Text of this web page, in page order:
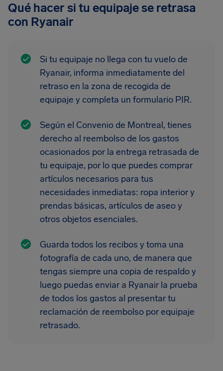
Qué hacer si tu equipaje se retrasa
con Ryanair
Si tu equipaje no llega con tu vuelo de
Ryanair, informa inmediatamente del
retraso en la zona de recogida de
equipaje y completa un formulario PIR.
Según el Convenio de Montreal, tienes
derecho al reembolso de los gastos
ocasionados por la entrega retrasada de
tu equipaje, por lo que puedes comprar
artículos necesarios para tus
necesidades inmediatas: ropa interior y
prendas básicas, artículos de aseo y
otros objetos esenciales.
Guarda todos los recibos y toma una
fotografía de cada uno, de manera que
tengas siempre una copia de respaldo y
luego puedas enviar a Ryanair la prueba
de todos los gastos al presentar tu
reclamación de reembolso por equipaje
retrasado.